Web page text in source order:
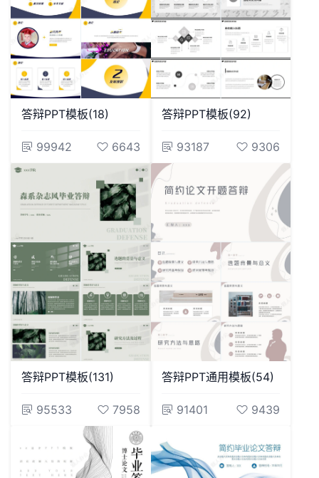
答辩PPT模板(18)
99942 6643
答辩PPT模板(92)
93187 9306
答辩PPT模板(131)
95533 7958
答辩PPT通用模板(54)
91401 9439